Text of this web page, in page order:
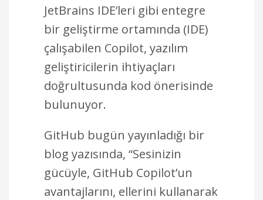
JetBrains IDE’leri gibi entegre
bir geliştirme ortamında (IDE)
çalışabilen Copilot, yazılım
geliştiricilerin ihtiyaçları
doğrultusunda kod önerisinde
bulunuyor.
GitHub bugün yayınladığı bir
blog yazısında, “Sesinizin
gücüyle, GitHub Copilot’un
avantajlarını, ellerini kullanarak